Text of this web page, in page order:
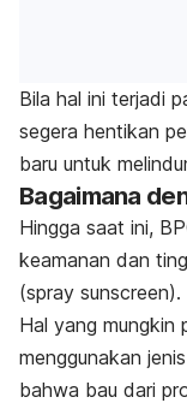
Bila hal ini terjadi
segera hentikan
baru untuk
Bagaimana
Hingga saat ini,
keamanan dan
(spray sunscreen).
Hal yang mungkin
menggunakan
bahwa bau dari